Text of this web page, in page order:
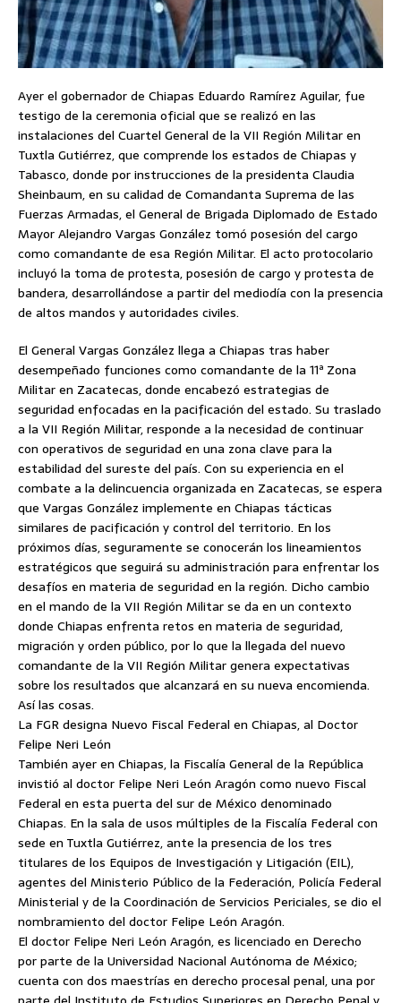
Ayer el gobernador de Chiapas Eduardo Ramírez Aguilar, fue
testigo de la ceremonia oficial que se realizó en las
instalaciones del Cuartel General de la VII Región Militar en
Tuxtla Gutiérrez, que comprende los estados de Chiapas y
Tabasco, donde por instrucciones de la presidenta Claudia
Sheinbaum, en su calidad de Comandanta Suprema de las
Fuerzas Armadas, el General de Brigada Diplomado de Estado
Mayor Alejandro Vargas González tomó posesión del cargo
como comandante de esa Región Militar. El acto protocolario
incluyó la toma de protesta, posesión de cargo y protesta de
bandera, desarrollándose a partir del mediodía con la presencia
de altos mandos y autoridades civiles.
El General Vargas González llega a Chiapas tras haber
desempeñado funciones como comandante de la 11ª Zona
Militar en Zacatecas, donde encabezó estrategias de
seguridad enfocadas en la pacificación del estado. Su traslado
a la VII Región Militar, responde a la necesidad de continuar
con operativos de seguridad en una zona clave para la
estabilidad del sureste del país. Con su experiencia en el
combate a la delincuencia organizada en Zacatecas, se espera
que Vargas González implemente en Chiapas tácticas
similares de pacificación y control del territorio. En los
próximos días, seguramente se conocerán los lineamientos
estratégicos que seguirá su administración para enfrentar los
desafíos en materia de seguridad en la región. Dicho cambio
en el mando de la VII Región Militar se da en un contexto
donde Chiapas enfrenta retos en materia de seguridad,
migración y orden público, por lo que la llegada del nuevo
comandante de la VII Región Militar genera expectativas
sobre los resultados que alcanzará en su nueva encomienda.
Así las cosas.
La FGR designa Nuevo Fiscal Federal en Chiapas, al Doctor
Felipe Neri León
También ayer en Chiapas, la Fiscalía General de la República
invistió al doctor Felipe Neri León Aragón como nuevo Fiscal
Federal en esta puerta del sur de México denominado
Chiapas. En la sala de usos múltiples de la Fiscalía Federal con
sede en Tuxtla Gutiérrez, ante la presencia de los tres
titulares de los Equipos de Investigación y Litigación (EIL),
agentes del Ministerio Público de la Federación, Policía Federal
Ministerial y de la Coordinación de Servicios Periciales, se dio el
nombramiento del doctor Felipe León Aragón.
El doctor Felipe Neri León Aragón, es licenciado en Derecho
por parte de la Universidad Nacional Autónoma de México;
cuenta con dos maestrías en derecho procesal penal, una por